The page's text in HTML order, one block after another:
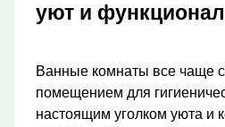
уют и
Ванные комнаты все чаще
помещением для
настоящим уголком уюта и